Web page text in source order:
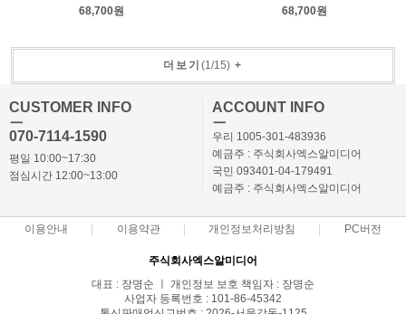
68,700원
68,700원
더보기 (1/15) +
CUSTOMER INFO
ㅡ
070-7114-1590
평일 10:00~17:30
점심시간 12:00~13:00
ACCOUNT INFO
ㅡ
우리 1005-301-483936
예금주 : 주식회사엑스알미디어
국민 093401-04-179491
예금주 : 주식회사엑스알미디어
이용안내 이용약관 개인정보처리방침 PC버전
주식회사엑스알미디어
대표 : 장명순 ㅣ 개인정보 보호 책임자 : 장명순
사업자 등록번호 : 101-86-45342